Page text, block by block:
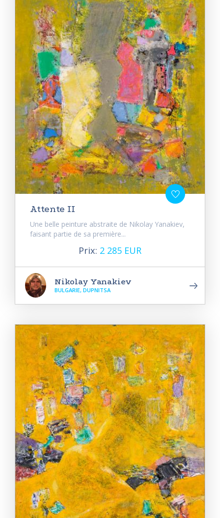
Attente II
Une belle peinture abstraite de Nikolay Yanakiev,
faisant partie de sa première...
Prix: 2 285 EUR
Nikolay Yanakiev
BULGARIE, DUPNITSA